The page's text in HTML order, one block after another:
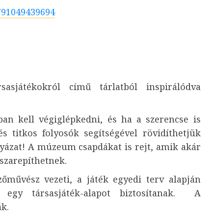
című tárlatból inspirálódva
kell végiglépkedni, és ha a szerencse is
titkos folyosók segítségével rövidíthetjük
A múzeum csapdákat is rejt, amik akár
vezeti, a játék egyedi terv alapján
egy társasjáték-alapot biztosítanak. A